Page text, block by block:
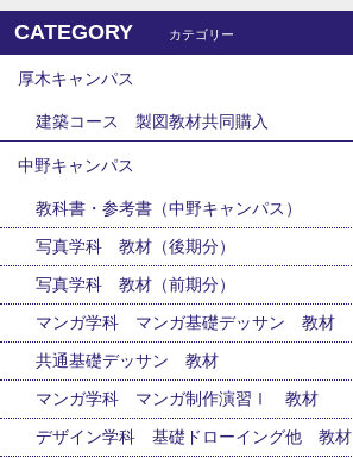
CATEGORY カテゴリー
厚木キャンパス
建築コース 製図教材共同購入
中野キャンパス
教科書・参考書（中野キャンパス）
写真学科 教材（後期分）
写真学科 教材（前期分）
マンガ学科 マンガ基礎デッサン 教材
共通基礎デッサン 教材
マンガ学科 マンガ制作演習Ⅰ 教材
デザイン学科 基礎ドローイング他 教材